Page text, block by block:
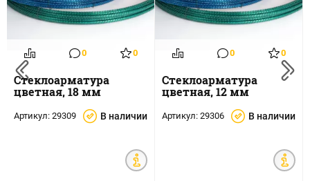
0 0
Стеклоарматура
цветная, 18 мм
Артикул: 29309 В наличии
0 0
Стеклоарматура
цветная, 12 мм
Артикул: 29306 В наличии